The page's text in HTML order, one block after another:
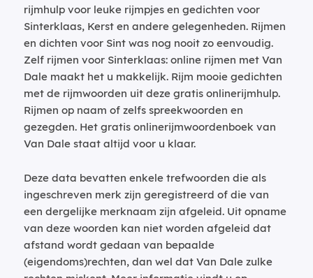
rijmhulp voor leuke rijmpjes en gedichten voor
Sinterklaas, Kerst en andere gelegenheden. Rijmen
en dichten voor Sint was nog nooit zo eenvoudig.
Zelf rijmen voor Sinterklaas: online rijmen met Van
Dale maakt het u makkelijk. Rijm mooie gedichten
met de rijmwoorden uit deze gratis onlinerijmhulp.
Rijmen op naam of zelfs spreekwoorden en
gezegden. Het gratis onlinerijmwoordenboek van
Van Dale staat altijd voor u klaar.
Deze data bevatten enkele trefwoorden die als
ingeschreven merk zijn geregistreerd of die van
een dergelijke merknaam zijn afgeleid. Uit opname
van deze woorden kan niet worden afgeleid dat
afstand wordt gedaan van bepaalde
(eigendoms)rechten, dan wel dat Van Dale zulke